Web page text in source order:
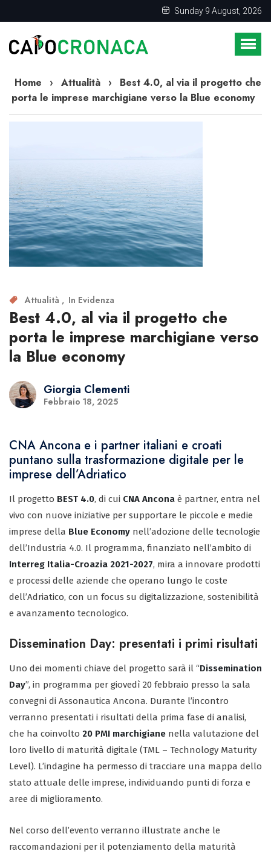
Sunday 9 August, 2026
Home › Attualità ›
Best 4.0, al via il progetto che
porta le imprese marchigiane verso la Blue economy
Attualità In Evidenza
Best 4.0, al via il progetto che
porta le imprese marchigiane verso
la Blue economy
Giorgia Clementi
Febbraio 18, 2025
CNA Ancona e i partner italiani e croati
puntano sulla trasformazione digitale per le
imprese dell’Adriatico
Il progetto BEST 4.0, di cui CNA Ancona è partner, entra nel
vivo con nuove iniziative per supportare le piccole e medie
imprese della Blue Economy nell’adozione delle tecnologie
dell’Industria 4.0. Il programma, finanziato nell’ambito di
Interreg Italia-Croazia 2021-2027, mira a innovare prodotti
e processi delle aziende che operano lungo le coste
dell’Adriatico, con un focus su digitalizzazione, sostenibilità
e avanzamento tecnologico.
Dissemination Day: presentati i primi risultati
Uno dei momenti chiave del progetto sarà il “Dissemination
Day”, in programma per giovedì 20 febbraio presso la sala
convegni di Assonautica Ancona. Durante l’incontro
verranno presentati i risultati della prima fase di analisi,
che ha coinvolto 20 PMI marchigiane nella valutazione del
loro livello di maturità digitale (TML – Technology Maturity
Level). L’indagine ha permesso di tracciare una mappa dello
stato attuale delle imprese, individuando punti di forza e
aree di miglioramento.
Nel corso dell’evento verranno illustrate anche le
raccomandazioni per il potenziamento della maturità